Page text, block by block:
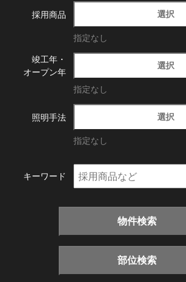
採用商品 選択
指定なし
竣工年・
オープン年
選択
指定なし
照明手法 選択
指定なし
キーワード
物件検索
部位検索